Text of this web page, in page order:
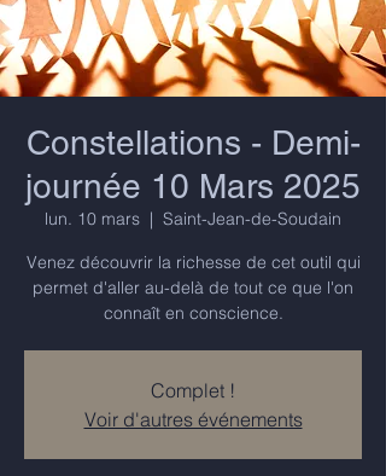
Constellations - Demi-
journée 10 Mars 2025
lun. 10 mars
  |
Saint-Jean-de-Soudain
Venez découvrir la richesse de cet outil qui
permet d'aller au-delà de tout ce que l'on
connaît en conscience.
Complet !
Voir d'autres événements